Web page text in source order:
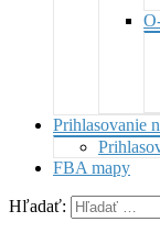
Prihlasovanie
FBA mapy
Hľadať: